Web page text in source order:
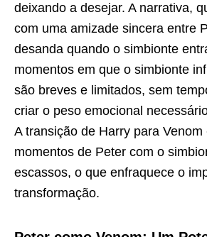
deixando a desejar. A narrativa,
com uma amizade sincera entre
desanda quando o simbionte
momentos em que o simbionte
são breves e limitados, sem
criar o peso emocional
A transição de Harry para
momentos de Peter com o
escassos, o que enfraquece o
transformação.